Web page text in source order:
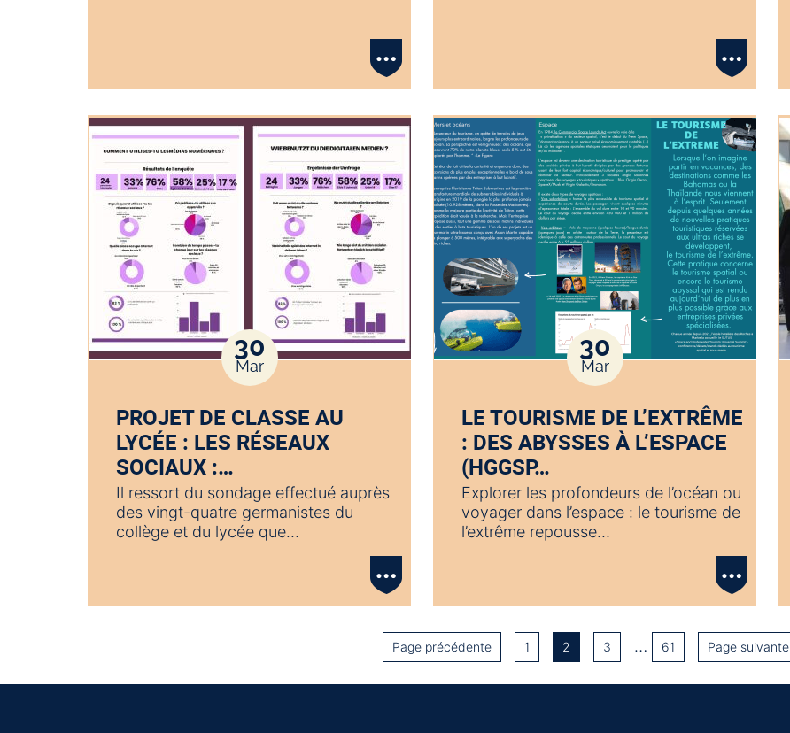
30
Mar
PROJET DE CLASSE AU
LYCÉE : LES RÉSEAUX
SOCIAUX :…
Il ressort du sondage effectué auprès
des vingt-quatre germanistes du
collège et du lycée que…
30
Mar
LE TOURISME DE L’EXTRÊME
: DES ABYSSES À L’ESPACE
(HGGSP…
Explorer les profondeurs de l’océan ou
voyager dans l’espace : le tourisme de
l’extrême repousse…
Page précédente 1 2 3 … 61 Page suivante